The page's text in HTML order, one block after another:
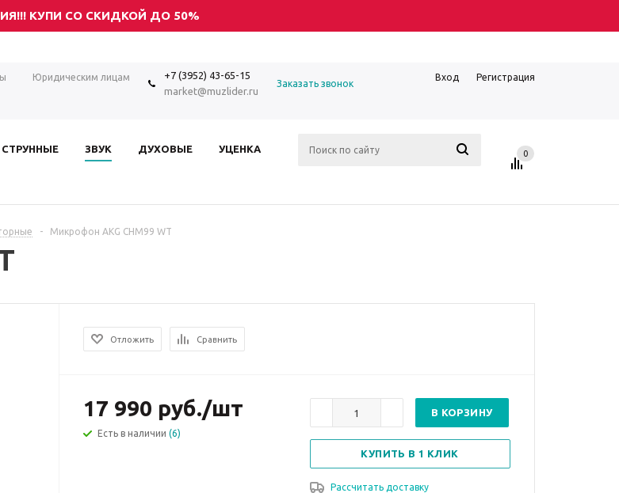
КУПИ СО СКИДКОЙ ДО 50%
Юридическим лицам
+7 (3952) 43-65-15
market@muzlider.ru
Заказать звонок
Вход Регистрация
СТРУННЫЕ ЗВУК ДУХОВЫЕ УЦЕНКА 0
- Микрофон AKG CHM99 WT
Отложить Сравнить
17 990 руб./шт
Есть в наличии(6)
В КОРЗИНУ
КУПИТЬ В 1 КЛИК
Рассчитать доставку